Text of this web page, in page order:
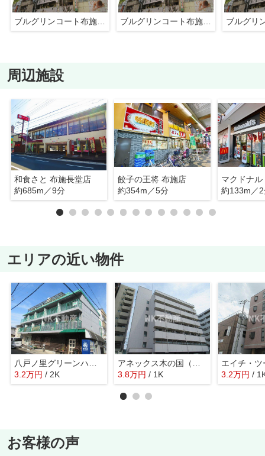
ブルグリンコート布施駅前（布施賃貸）
周辺施設
和食さと 布施長堂店
約685m／9分
餃子の王将 布施店
約354m／5分
約133m／
エリアの近い物件
3.2万円 / 2K
3.8万円 / 1K 3.2万円 /
お客様の声